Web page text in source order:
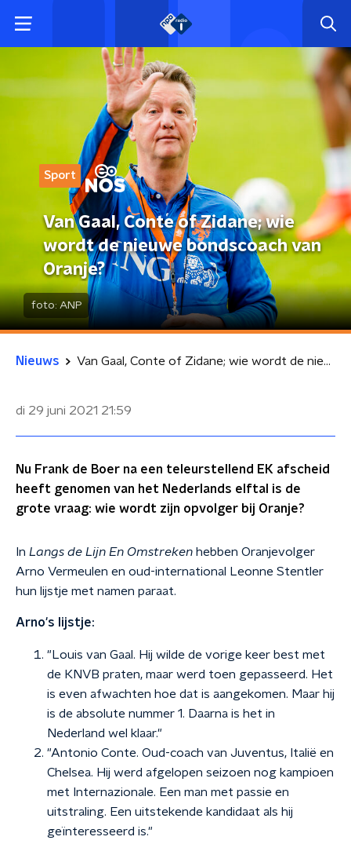
Sport
Van Gaal, Conte of Zidane; wie
wordt de nieuwe bondscoach van
Oranje?
foto: ANP
Nieuws Van Gaal, Conte of Zidane; wie wordt de nieuwe bondscoach van Oranje?
di 29 juni 2021 21:59
Nu Frank de Boer na een teleurstellend EK afscheid
heeft genomen van het Nederlands elftal is de
grote vraag: wie wordt zijn opvolger bij Oranje?
In Langs de Lijn En Omstreken hebben Oranjevolger
Arno Vermeulen en oud-international Leonne Stentler
hun lijstje met namen paraat.
Arno's lijstje:
"Louis van Gaal. Hij wilde de vorige keer best met
de KNVB praten, maar werd toen gepasseerd. Het
is even afwachten hoe dat is aangekomen. Maar hij
is de absolute nummer 1. Daarna is het in
Nederland wel klaar."
"Antonio Conte. Oud-coach van Juventus, Italië en
Chelsea. Hij werd afgelopen seizoen nog kampioen
met Internazionale. Een man met passie en
uitstraling. Een uitstekende kandidaat als hij
geïnteresseerd is."